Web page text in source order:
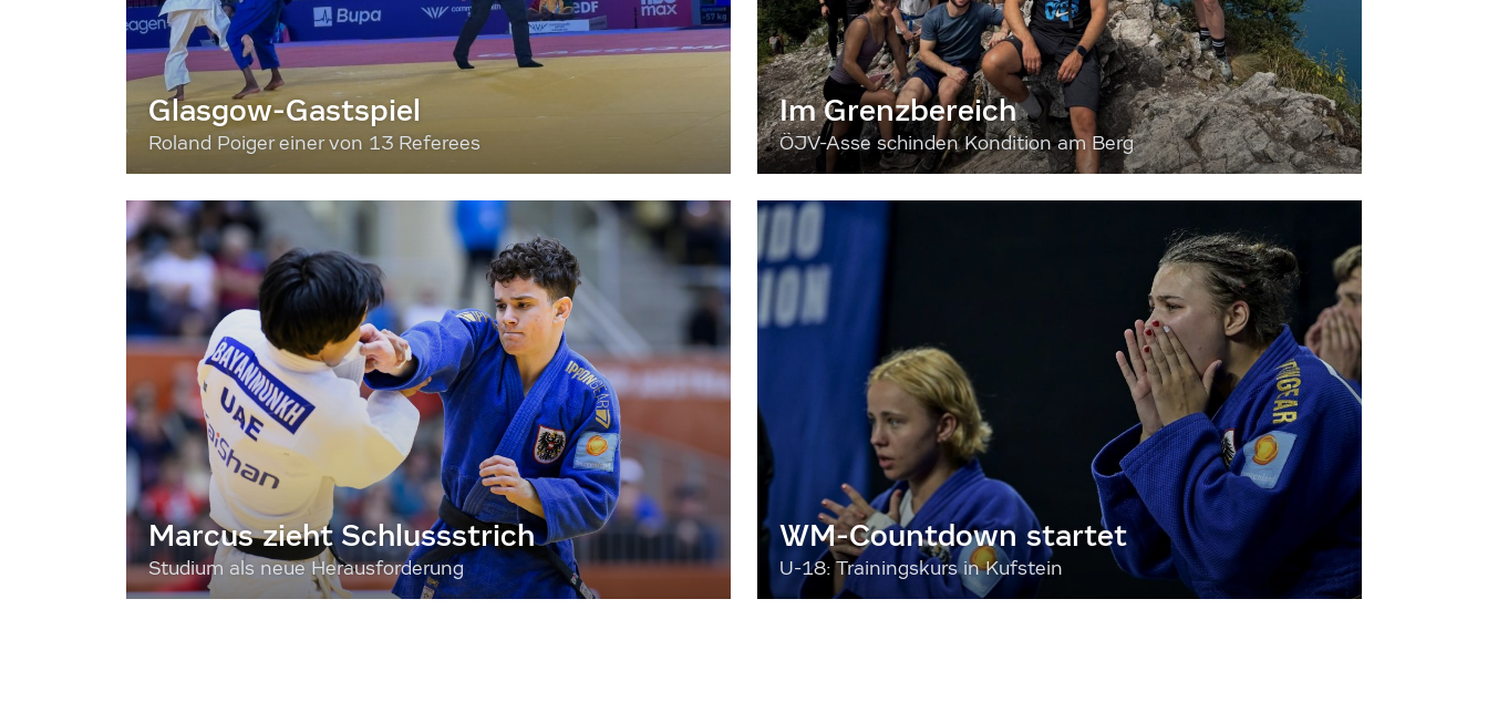
Glasgow-Gastspiel
Roland Poiger einer von 13 Referees
Im Grenzbereich
ÖJV-Asse schinden Kondition am Berg
Marcus zieht Schlussstrich
Studium als neue Herausforderung
WM-Countdown startet
U-18: Trainingskurs in Kufstein